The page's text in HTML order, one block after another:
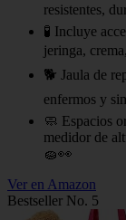
resistentes,
🧪 Incluye
jeringa,
🐕 Jaula de
enfermos y
🧼 Espacios
medidor de
🧽👀
Ver en Amazon
Bestseller No. 5